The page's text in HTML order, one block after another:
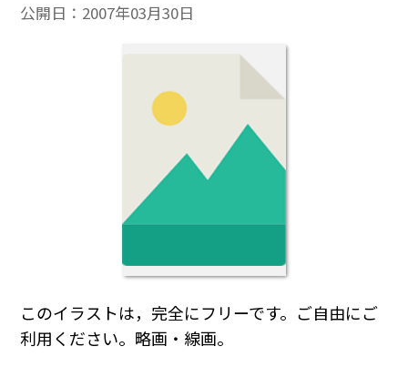
公開日： 2007年03月30日
このイラストは，完全にフリーです。ご自由にご
利用ください。略画・線画。